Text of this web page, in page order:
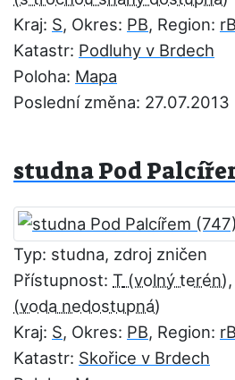
Kraj: S, Okres: PB, Region:
Katastr: Podluhy v Brdech
Poloha: Mapa
Poslední změna: 27.07.2013
studna Pod
Typ: studna, zdroj zničen
Přístupnost: T
Kraj: S, Okres: PB, Region:
Katastr: Skořice v Brdech